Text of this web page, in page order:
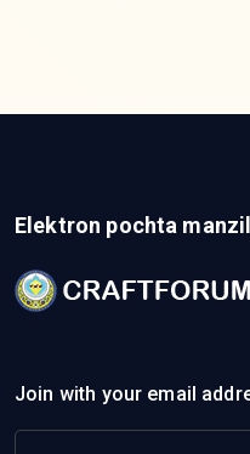
Elektron pochta
Join with your email